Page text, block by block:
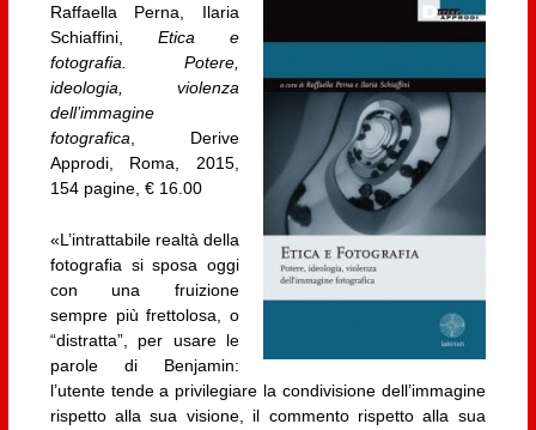
Raffaella Perna, Ilaria
Schiaffini, Etica e
fotografia. Potere,
ideologia, violenza
dell’immagine
fotografica , Derive
Approdi, Roma, 2015,
154 pagine, € 16.00
«L’intrattabile realtà della
fotografia si sposa oggi
con una fruizione
sempre più frettolosa, o
“distratta”, per usare le
parole di Benjamin:
l’utente tende a privilegiare la condivisione dell’immagine
rispetto alla sua visione, il commento rispetto alla sua